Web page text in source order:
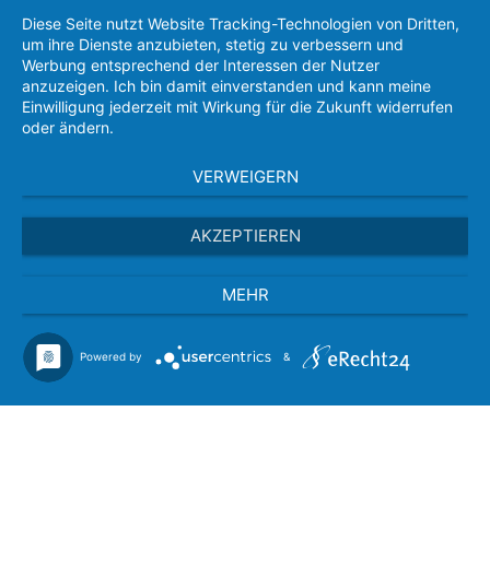
Diese Seite nutzt Website Tracking-Technologien von Dritten,
um ihre Dienste anzubieten, stetig zu verbessern und
Werbung entsprechend der Interessen der Nutzer
anzuzeigen. Ich bin damit einverstanden und kann meine
Einwilligung jederzeit mit Wirkung für die Zukunft widerrufen
oder ändern.
VERWEIGERN
AKZEPTIEREN
MEHR
Powered by &